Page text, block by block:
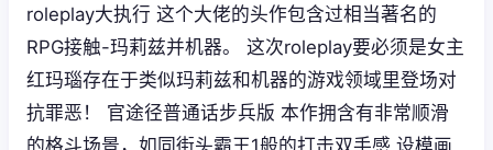
roleplay大执行 这个大佬的头作包含过相当著名的
RPG接触-玛莉兹并机器。 这次roleplay要必须是女主
红玛瑙存在于类似玛莉兹和机器的游戏领域里登场对
抗罪恶！ 官途径普通话步兵版 本作拥含有非常顺滑
的格斗场景，如同街头霸王1般的打击双手感 设模画